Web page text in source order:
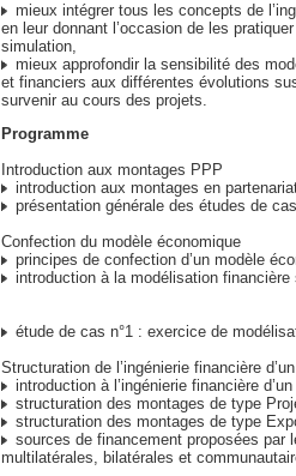
mieux intégrer tous les concepts de
en leur donnant l’occasion de les
simulation,
mieux approfondir la sensibilité des
et financiers aux différentes évolutions
survenir au cours des projets.
Programme
Introduction aux montages PPP
introduction aux montages en
présentation générale des études de cas
Confection du modèle économique
principes de confection d’un modèle
introduction à la modélisation financière
étude de cas n°1 : exercice de
Structuration de l’ingénierie financière
introduction à l’ingénierie financière
structuration des montages de type
structuration des montages de type
sources de financement proposées par
multilatérales, bilatérales et